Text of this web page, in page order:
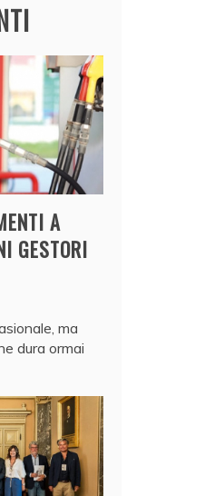
A
GESTORI
ma
dura ormai